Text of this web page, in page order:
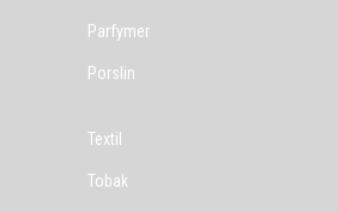
Parfymer
Porslin
Textil
Tobak